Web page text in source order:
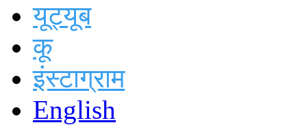
यूट्यूब
कू
इंस्टाग्राम
English